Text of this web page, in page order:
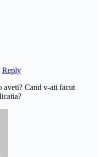
Reply
Cand v-ati facut